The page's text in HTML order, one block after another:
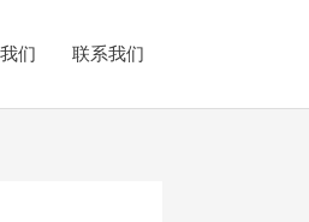
们 联系我们